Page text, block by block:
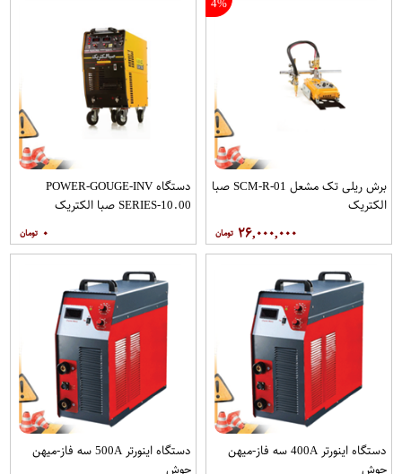
برش ریلی تک مشعل SCM-R-01 صبا
الکتریک
۲۶,۰۰۰,۰۰۰
دستگاه POWER-GOUGE-INV
SERIES-10.00 صبا الکتریک
۰
دستگاه اینورتر 400A سه فاز-میهن
جوش
دستگاه اینورتر 500A سه فاز-میهن
جوش